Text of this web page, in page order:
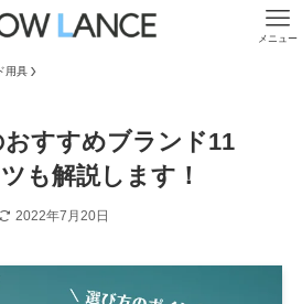
メニュー
用具
すすめブランド11
も解説します！
2022年7月20日